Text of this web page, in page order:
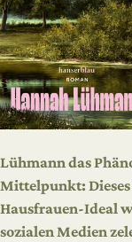
Lühmann das
Mittelpunkt: Dieses
Hausfrauen-Ideal
sozialen Medien